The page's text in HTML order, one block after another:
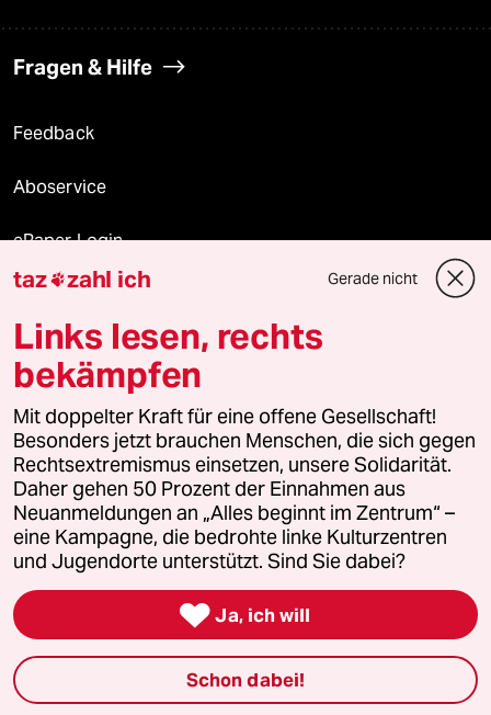
Fragen & Hilfe
Feedback
Aboservice
ePaper Login
Downloads für Abonnierende
© 2026 taz Verlags und Vertriebs GmbH
Alle Rechte vorbehalten. Bei rechtlichen Fragen oder für Genehmigungen
wenden Sie sich bitte an
lizenzen@taz.de
Feedback Redaktionsstatut Kommune-Richtlinien
Leitlinie Informant Datenschutz Impressum AGB
Seitenwende Einwilligungen widerrufen (Ads)
taz zahl ich Gerade nicht
Links lesen, rechts
bekämpfen
Mit doppelter Kraft für eine offene Gesellschaft!
Besonders jetzt brauchen Menschen, die sich gegen
Rechtsextremismus einsetzen, unsere Solidarität.
Daher gehen 50 Prozent der Einnahmen aus
Neuanmeldungen an „Alles beginnt im Zentrum“ –
eine Kampagne, die bedrohte linke Kulturzentren
und Jugendorte unterstützt. Sind Sie dabei?
 Ja, ich will
Schon dabei!